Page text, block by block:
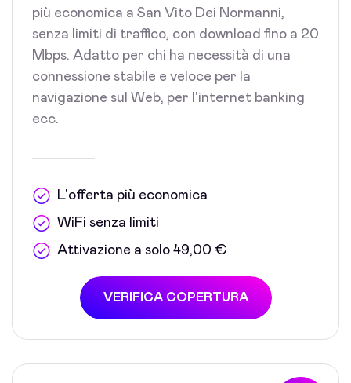
più economica a San Vito Dei Normanni,
senza limiti di traffico, con download fino a 20
Mbps. Adatto per chi ha necessità di una
connessione stabile e veloce per la
navigazione sul Web, per l'internet banking
ecc.
L'offerta più economica
WiFi senza limiti
Attivazione a solo 49,00 €
VERIFICA COPERTURA